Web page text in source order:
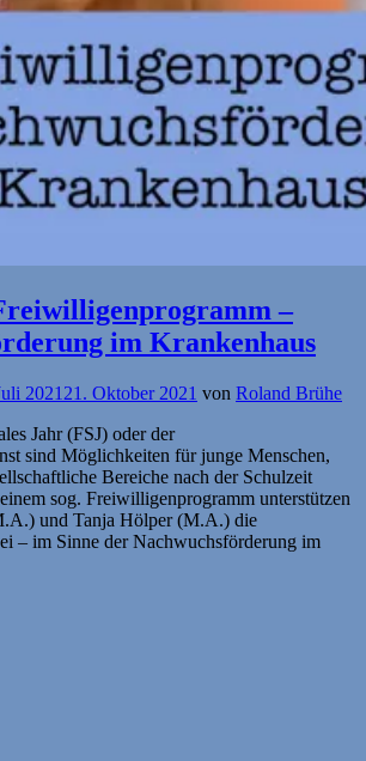
–
im Krankenhaus
2021 21. Oktober 2021 von Roland Brühe
Jahr (FSJ) oder der
sind Möglichkeiten für junge Menschen,
Bereiche nach der Schulzeit
sog. Freiwilligenprogramm unterstützen
und Tanja Hölper (M.A.) die
– im Sinne der Nachwuchsförderung im